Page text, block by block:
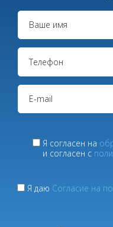
Я согласен на
и согласен с
Я даю Согласие на